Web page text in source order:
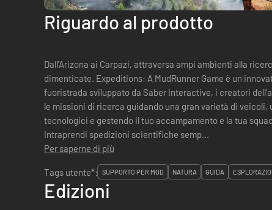
Riguardo al prodotto
Dall'Arizona ai Carpazi, attraversa ampi ambienti alla
dimenticate. Expeditions: A MudRunner Game è un
fuoristrada sviluppato da Saber Interactive, i creatori
le missioni di ricerca guidando una gran varietà di
tecnologici e gestendo il tuo accampamento e la tua
Intraprendi spedizioni scientifiche semp...
Per saperne di più
Tags utente*:
SUPPORTO PER MOD NATURA GUIDA
Edizioni